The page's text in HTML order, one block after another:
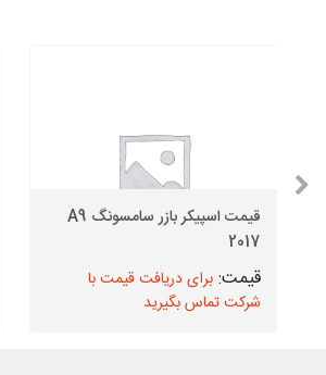
قیمت اسپیکر بازر سامسونگ A9
2017
برای دریافت قیمت با
شرکت تماس بگیرید